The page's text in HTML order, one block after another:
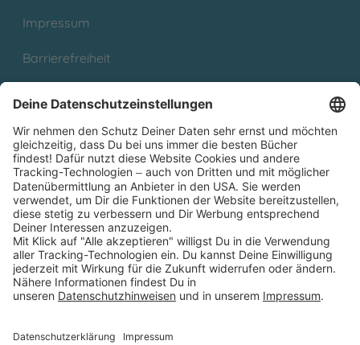
Impressum
Barrierefreiheit
Partnerprogramm (Affiliate)
Folge uns auf
* Versandkostenfrei ab 9,00 € Bestellwert innerhalb
Deutschlands
** Lieferzeit 1-3 Werktage innerhalb Deutschlands
Thienemann-Esslinger Verlag GmbH, Blumenstraße 36, D-70182